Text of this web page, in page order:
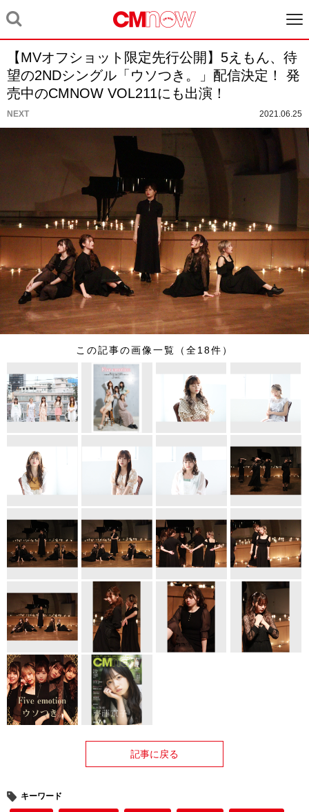
【MVオフショット限定先行公開】5えもん、待
望の2NDシングル「ウソつき。」配信決定！ 発
売中のCMNOW VOL211にも出演！
NEXT 2021.06.25
この記事の画像一覧（全18件）
記事に戻る
キーワード